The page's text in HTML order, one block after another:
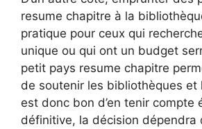
resume chapitre à la
pratique pour ceux qui
unique ou qui ont un budget
petit pays resume chapitre
de soutenir les bibliothèques et
est donc bon d’en tenir compte
définitive, la décision dépendra